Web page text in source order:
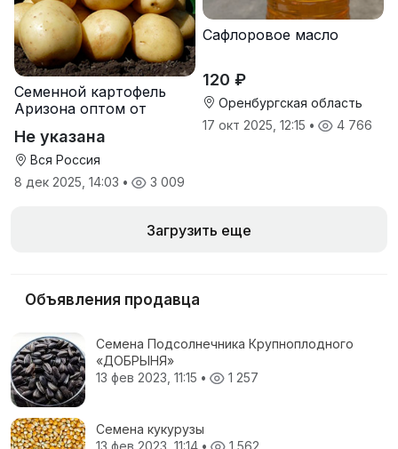
Семенной картофель
Аризона оптом от
Не указана
Вся Россия
8 дек 2025, 14:03 • 3 009
Сафлоровое масло
120 ₽
Оренбургская область
17 окт 2025, 12:15 • 4 766
Загрузить еще
Объявления продавца
Семена Подсолнечника Крупноплодного
«ДОБРЫНЯ»
13 фев 2023, 11:15 • 1 257
Семена кукурузы
13 фев 2023, 11:14 • 1 562